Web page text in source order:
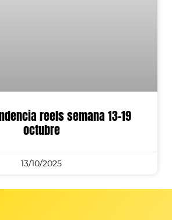
reels semana 13-19
octubre
13/10/2025